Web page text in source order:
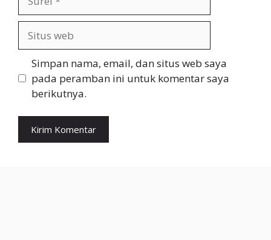
web
Simpan nama, email, dan situs web saya
pada peramban ini untuk komentar saya
berikutnya.